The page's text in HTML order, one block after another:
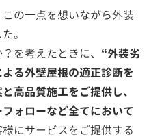
この一点を想いながら外装
。
を考えたときに、 “外装劣
る外壁屋根の適正診断を
高品質施工をご提供し、
ォローなど全てにおいて
にサービスをご提供する